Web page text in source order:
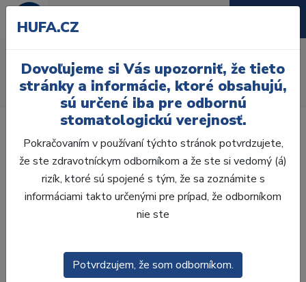
Úvod Ordinácia
Ortodoncia
Priame bondované tubusy
Laboratórium, Zub.
technika
ODLTAČKOVANIE
HUFA.CZ
Dovoľujeme si Vás upozorniť, že tieto
stránky a informácie, ktoré obsahujú,
sú určené iba pre odbornú
stomatologickú verejnosť.
Pokračovaním v používaní týchto stránok potvrdzujete,
že ste zdravotníckym odborníkom a že ste si vedomý (á)
rizík, ktoré sú spojené s tým, že sa zoznámite s
informáciami takto určenými pre prípad, že odborníkom
nie ste
Potvrdzujem, že som odborníkom.